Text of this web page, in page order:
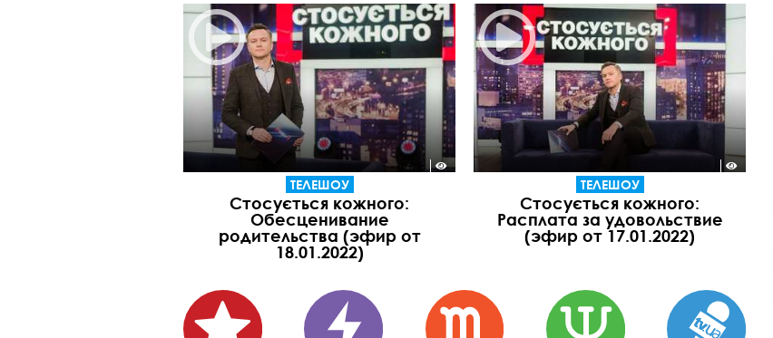
ТЕЛЕШОУ
Стосується кожного:
Обесценивание
родительства (эфир от
18.01.2022)
ТЕЛЕШОУ
Стосується кожного:
Расплата за удовольствие
(эфир от 17.01.2022)